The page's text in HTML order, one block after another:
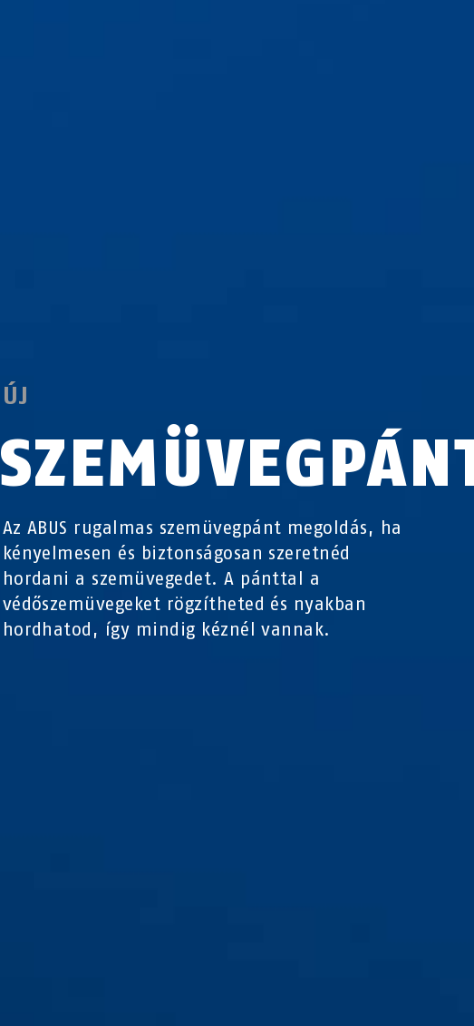
ÚJ
Az ABUS rugalmas szemüvegpánt megoldás, ha
kényelmesen és biztonságosan szeretnéd
hordani a szemüvegedet. A pánttal a
védőszemüvegeket rögzítheted és nyakban
hordhatod, így mindig kéznél vannak.